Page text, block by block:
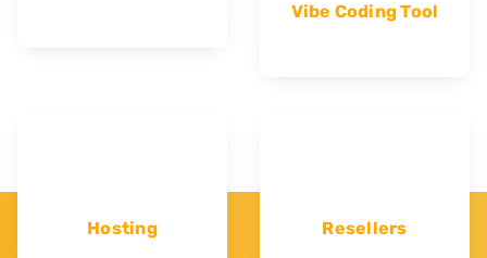
Vibe Coding Tool
Hosting Resellers